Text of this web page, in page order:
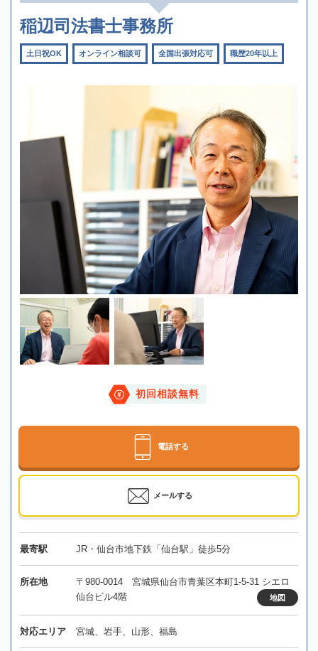
稲辺司法書士事務所
土日祝OK オンライン相談可 全国出張対応可 職歴20年以上
初回相談無料
電話する
メールする
最寄駅 JR・仙台市地下鉄「仙台駅」徒歩5分
所在地
〒980-0014 宮城県仙台市青葉区本町1-5-31 シエロ
仙台ビル4階
地図
対応エリア 宮城、岩手、山形、福島